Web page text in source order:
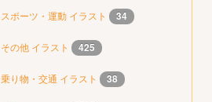
スポーツ・運動 イラスト 34
その他 イラスト 425
乗り物・交通 イラスト 38